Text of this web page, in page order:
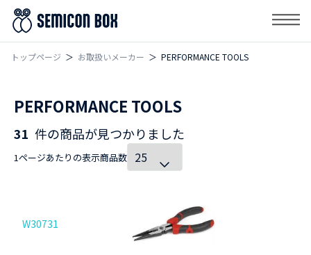
トップページ お取扱いメーカー PERFORMANCE TOOLS
PERFORMANCE TOOLS
31 件の商品が見つかりました
1ページあたりの表示商品数
W30731